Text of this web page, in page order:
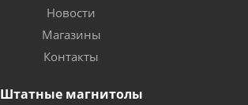
Новости
Магазины
Контакты
Штатные магнитолы